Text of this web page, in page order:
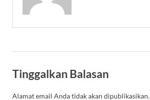
Tinggalkan Balasan
Alamat email Anda tidak akan dipublikasikan.